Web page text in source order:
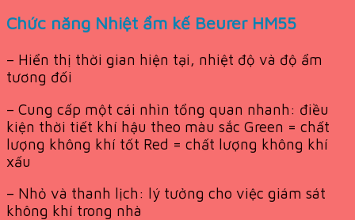
Chức năng Nhiệt ẩm kế Beurer HM55
– Hiển thị thời gian hiện tại, nhiệt độ và độ ẩm
tương đối
– Cung cấp một cái nhìn tổng quan nhanh: điều
kiện thời tiết khí hậu theo màu sắc Green = chất
lượng không khí tốt Red = chất lượng không khí
xấu
– Nhỏ và thanh lịch: lý tưởng cho việc giám sát
không khí trong nhà